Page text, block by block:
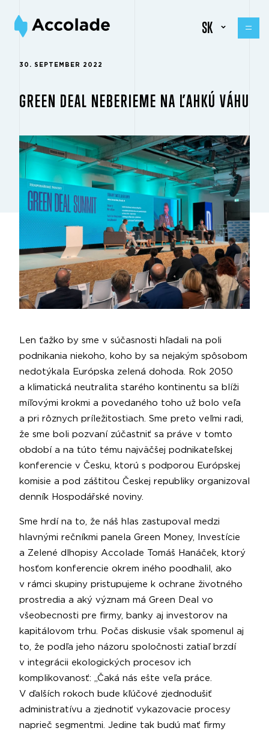
SK
30. SEPTEMBER 2022
GREEN DEAL NEBERIEME NA ĽAHKÚ VÁHU
Len ťažko by sme v súčasnosti hľadali na poli
podnikania niekoho, koho by sa nejakým spôsobom
nedotýkala Európska zelená dohoda. Rok 2050
a klimatická neutralita starého kontinentu sa blíži
míľovými krokmi a povedaného toho už bolo veľa
a pri rôznych príležitostiach. Sme preto veľmi radi,
že sme boli pozvaní zúčastniť sa práve v tomto
období a na túto tému najväčšej podnikateľskej
konferencie v Česku, ktorú s podporou Európskej
komisie a pod záštitou Českej republiky organizoval
denník Hospodářské noviny.
Sme hrdí na to, že náš hlas zastupoval medzi
hlavnými rečníkmi panela Green Money, Investície
a Zelené dlhopisy Accolade Tomáš Hanáček, ktorý
hosťom konferencie okrem iného poodhalil, ako
v rámci skupiny pristupujeme k ochrane životného
prostredia a aký význam má Green Deal vo
všeobecnosti pre firmy, banky aj investorov na
kapitálovom trhu. Počas diskusie však spomenul aj
to, že podľa jeho názoru spoločnosti zatiaľ brzdí
v integrácii ekologických procesov ich
komplikovanosť: „Čaká nás ešte veľa práce.
V ďalších rokoch bude kľúčové zjednodušiť
administratívu a zjednotiť vykazovacie procesy
naprieč segmentmi. Jedine tak budú mať firmy